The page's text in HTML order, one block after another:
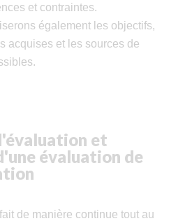
et contraintes.
également les objectifs,
acquises et les sources de
et
évaluation de
de manière continue tout au